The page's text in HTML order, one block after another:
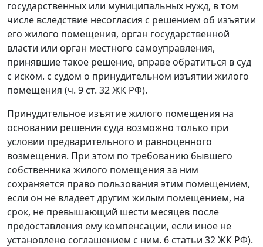
государственных или муниципальных нужд, в том
числе вследствие несогласия с решением об изъятии
его жилого помещения, орган государственной
власти или орган местного самоуправления,
принявшие такое решение, вправе обратиться в суд
с иском. с судом о принудительном изъятии жилого
помещения (ч. 9 ст. 32 ЖК РФ).
Принудительное изъятие жилого помещения на
основании решения суда возможно только при
условии предварительного и равноценного
возмещения. При этом по требованию бывшего
собственника жилого помещения за ним
сохраняется право пользования этим помещением,
если он не владеет другим жилым помещением, на
срок, не превышающий шести месяцев после
предоставления ему компенсации, если иное не
установлено соглашением с ним. 6 статьи 32 ЖК РФ).